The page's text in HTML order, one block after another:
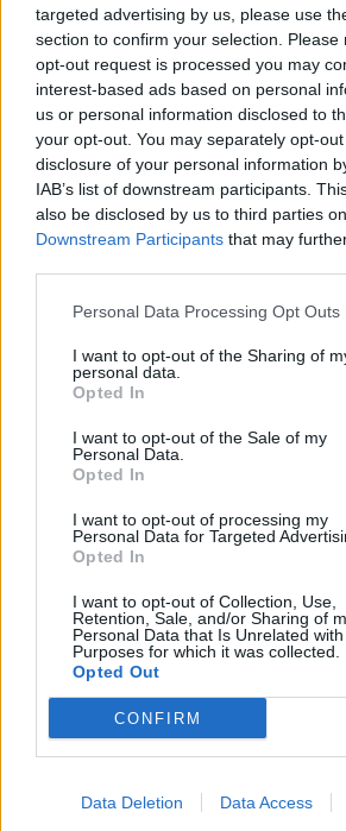
targeted advertising by us, please use
section to confirm your selection.
opt-out request is processed you may
interest-based ads based on personal
us or personal information disclosed to
your opt-out. You may separately opt-
disclosure of your personal information
IAB’s list of downstream participants.
also be disclosed by us to third parties
Downstream Participants that may
Personal Data Processing Opt Outs
I want to opt-out of the Sharing of
personal data.
Opted In
I want to opt-out of the Sale of my
Personal Data.
Opted In
I want to opt-out of processing my
Personal Data for Targeted
Opted In
I want to opt-out of Collection, Use,
Retention, Sale, and/or Sharing of
Personal Data that Is Unrelated
Purposes for which it was collected.
Opted Out
CONFIRM
Data Deletion Data Access
Publicado31 de Marzo del 2019
Hola. Se quedaría un error al pasar el
en nada. Puedes actualizarlo tú si quieres.
y encontraras lo que buscas.
Responder
ManoloB